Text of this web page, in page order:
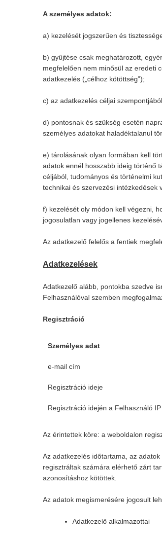
A személyes adatok:
a) kezelését jogszerűen és
b) gyűjtése csak meghatározott,
megfelelően nem minősül az eredeti
adatkezelés („célhoz kötöttség”);
c) az adatkezelés céljai
d) pontosnak és szükség esetén
személyes adatokat haladéktalanul
e) tárolásának olyan formában kell
adatok ennél hosszabb ideig történő
céljából, tudományos és történelmi
technikai és szervezési intézkedések
f) kezelését oly módon kell végezni,
jogosulatlan vagy jogellenes
Az adatkezelő felelős a fentiek
Adatkezelések
Adatkezelő alább, pontokba szedve
Felhasználóval szemben
Regisztráció
Személyes adat
e-mail cím
Regisztráció ideje
Regisztráció idején a Felhasználó
Az érintettek köre: a weboldalon
Az adatkezelés időtartama, az
regisztráltak számára elérhető zárt
azonosításhoz kötöttek.
Az adatok megismerésére jogosult
Adatkezelő alkalmazottai